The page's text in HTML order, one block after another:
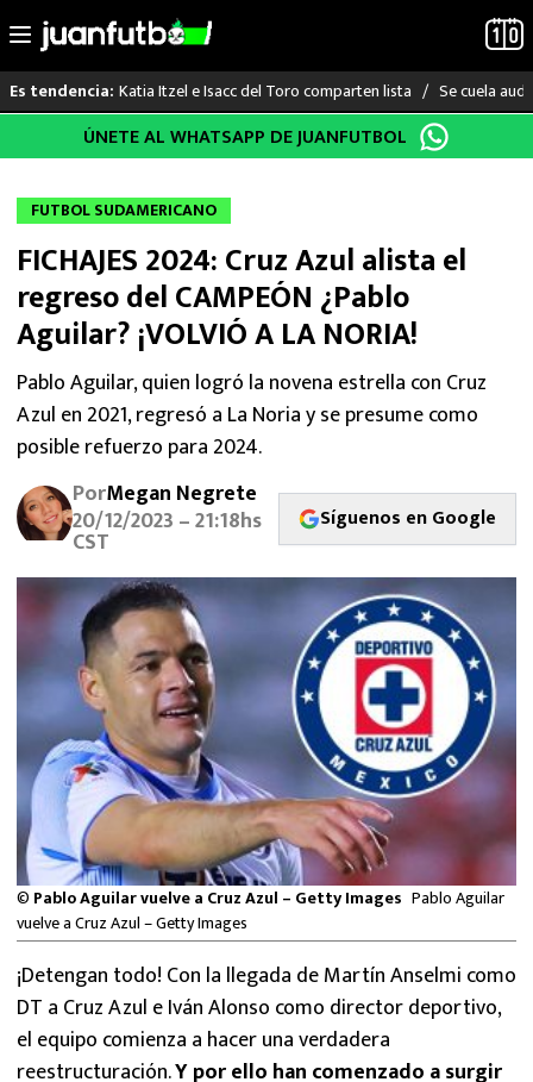
al
Es tendencia: Katia Itzel e Isacc del Toro comparten lista Se cuela
LO ÚLTIMO
LIGA MX
RAYADOS
PUMAS
ATLANTE
SELECCIÓN MEXICANA
FUTBOL INTERNACIONAL
MEXICANOS EN EL EXTRANJERO
FUTBOL ESTUFA
FÓRMULA 1
BOXEO
LIGA MX
NFL
ÚNETE AL WHATSAPP DE JUANFUTBOL
FUTBOL SUDAMERICANO
FICHAJES 2024: Cruz Azul alista el
regreso del CAMPEÓN ¿Pablo
Aguilar? ¡VOLVIÓ A LA NORIA!
Pablo Aguilar, quien logró la novena estrella con Cruz
Azul en 2021, regresó a La Noria y se presume como
posible refuerzo para 2024.
PorMegan Negrete
20/12/2023 – 21:18hs
CST
Síguenos en Google
© Pablo Aguilar vuelve a Cruz Azul – Getty Images Pablo Aguilar
vuelve a Cruz Azul – Getty Images
¡Detengan todo! Con la llegada de Martín Anselmi como
DT a Cruz Azul e Iván Alonso como director deportivo,
el equipo comienza a hacer una verdadera
reestructuración.Y por ello han comenzado a surgir